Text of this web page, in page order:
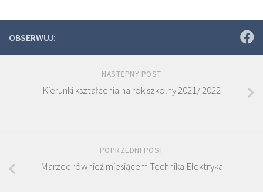
OBSERWUJ:
NASTĘPNY POST
Kierunki kształcenia na rok szkolny 2021/ 2022
POPRZEDNI POST
Marzec również miesiącem Technika Elektryka